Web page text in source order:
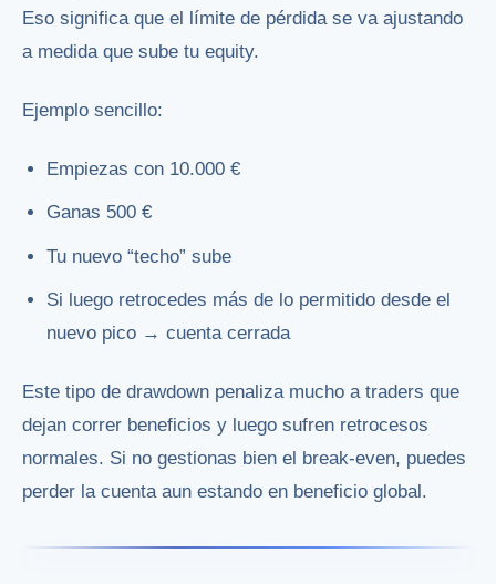
Eso significa que el límite de pérdida se va ajustando
a medida que sube tu equity.
Ejemplo sencillo:
Empiezas con 10.000 €
Ganas 500 €
Tu nuevo “techo” sube
Si luego retrocedes más de lo permitido desde el
nuevo pico → cuenta cerrada
Este tipo de drawdown penaliza mucho a traders que
dejan correr beneficios y luego sufren retrocesos
normales. Si no gestionas bien el break-even, puedes
perder la cuenta aun estando en beneficio global.